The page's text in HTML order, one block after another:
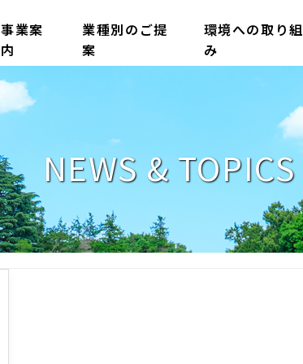
事業案
内
業種別のご提
案
環境への取り組
み
NEWS & TOPICS